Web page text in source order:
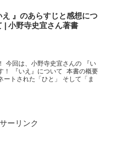
え 』のあらすじと感想につ
| 小野寺史宜さん著書
今回は、小野寺史宜さんの 『い
！ 『いえ』について 本書の概要
ートされた「ひと」 そして「ま
ーリンク